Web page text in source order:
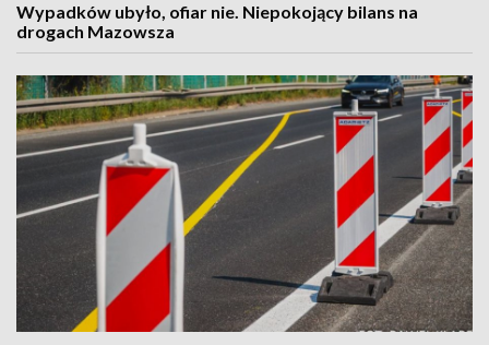
Wypadków ubyło, ofiar nie. Niepokojący bilans na
drogach Mazowsza